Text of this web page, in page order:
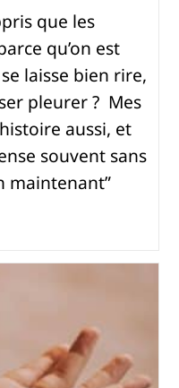
que les
qu’on est
laisse bien rire,
pleurer ? Mes
aussi, et
souvent sans
maintenant”